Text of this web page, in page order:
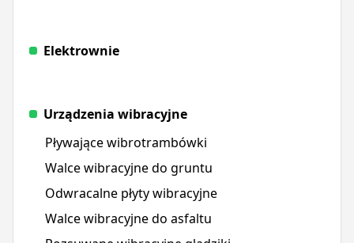
Elektrownie
Urządzenia wibracyjne
Pływające wibrotrambówki
Walce wibracyjne do gruntu
Odwracalne płyty wibracyjne
Walce wibracyjne do asfaltu